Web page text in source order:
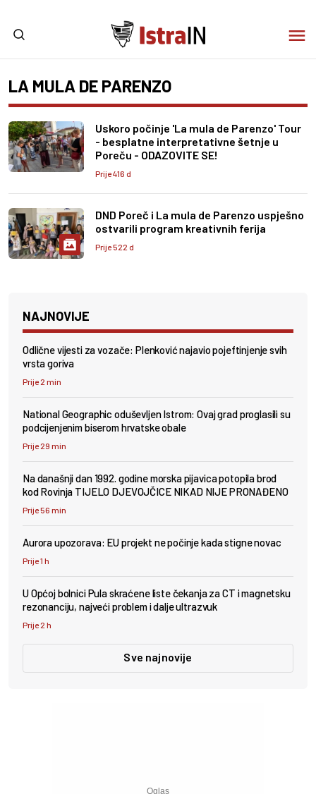
LA MULA DE PARENZO
Uskoro počinje 'La mula de Parenzo' Tour
- besplatne interpretativne šetnje u
Poreču - ODAZOVITE SE!
Prije 416 d
DND Poreč i La mula de Parenzo uspješno
ostvarili program kreativnih ferija
Prije 522 d
NAJNOVIJE
Odlične vijesti za vozače: Plenković najavio pojeftinjenje svih
vrsta goriva
Prije 2 min
National Geographic oduševljen Istrom: Ovaj grad proglasili su
podcijenjenim biserom hrvatske obale
Prije 29 min
Na današnji dan 1992. godine morska pijavica potopila brod
kod Rovinja TIJELO DJEVOJČICE NIKAD NIJE PRONAĐENO
Prije 56 min
Aurora upozorava: EU projekt ne počinje kada stigne novac
Prije 1 h
U Općoj bolnici Pula skraćene liste čekanja za CT i magnetsku
rezonanciju, najveći problem i dalje ultrazvuk
Prije 2 h
Sve najnovije